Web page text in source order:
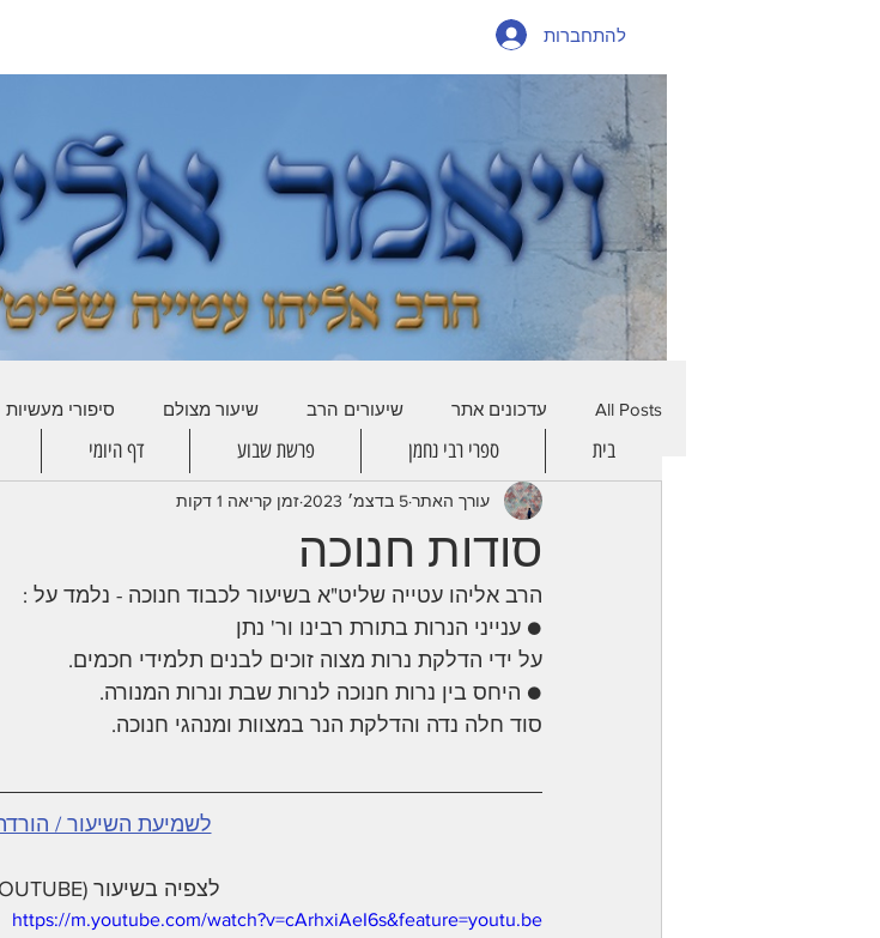
להתחברות
All Posts עדכונים אתר שיעורים הרב שיעור מצולם סיפורי מעשיות
קטגוריה ללא שם קטגוריה ללא שם
שיחות הר"ן חיי מוהר"ן
סודות חנוכה
עורך האתר5 בדצמ׳ 2023 זמן קריאה 1 דקות
הרב אליהו עטייה שליט"א בשיעור לכבוד חנוכה - נלמד על :
● ענייני הנרות בתורת רבינו ור' נתן
על ידי הדלקת נרות מצוה זוכים לבנים תלמידי חכמים.
● היחס בין נרות חנוכה לנרות שבת ונרות המנורה.
סוד חלה נדה והדלקת הנר במצוות ומנהגי חנוכה.
לשמיעת השיעור /
לצפיה בשיעור (YOUTUBE)
https://m.youtube.com/watch?v=cArhxiAeI6s&feature=youtu.be
דף היומי פרשת שבוע ספרי רבי נחמן בית